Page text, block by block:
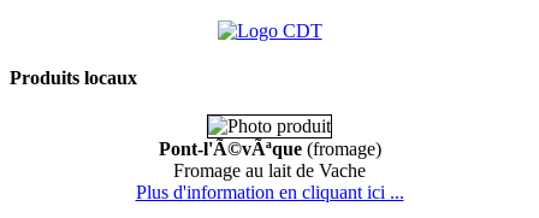
Produits locaux
Pont-l'Ã©vÃªque(fromage)
Fromage au lait de Vache
Plus d'information en cliquant ici ...